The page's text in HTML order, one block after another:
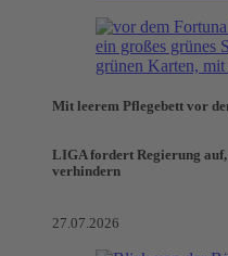
Mit leerem Pflegebett vor
LIGA fordert Regierung auf,
verhindern
27.07.2026